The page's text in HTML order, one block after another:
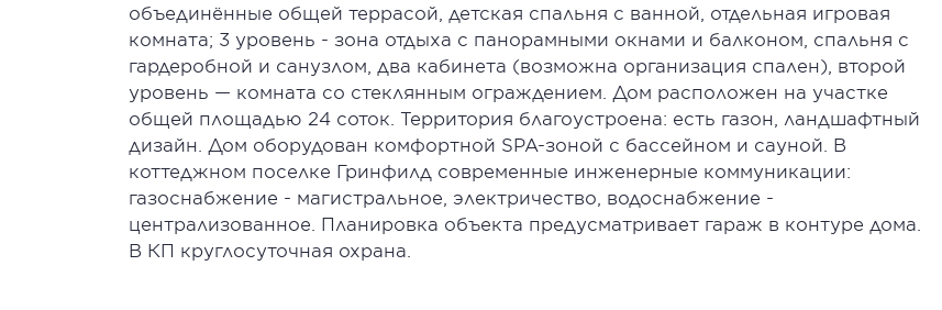
объединённые общей террасой, детская спальня с ванной, отдельная игровая
комната; 3 уровень - зона отдыха с панорамными окнами и балконом, спальня с
гардеробной и санузлом, два кабинета (возможна организация спален), второй
уровень — комната со стеклянным ограждением. Дом расположен на участке
общей площадью 24 соток. Территория благоустроена: есть газон, ландшафтный
дизайн. Дом оборудован комфортной SPA-зоной с бассейном и сауной. В
коттеджном поселке Гринфилд современные инженерные коммуникации:
газоснабжение - магистральное, электричество, водоснабжение -
централизованное. Планировка объекта предусматривает гараж в контуре дома.
В КП круглосуточная охрана.